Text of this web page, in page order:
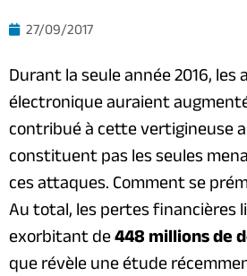
27/09/2017
Durant la seule année 2016,
électronique auraient
contribué à cette vertigineuse
constituent pas les seules
ces attaques. Comment se
Au total, les pertes financières
exorbitant de448 millions de
que révèle une étude